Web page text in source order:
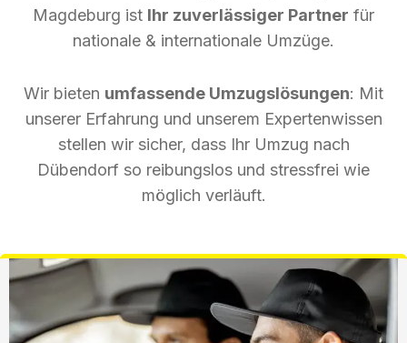
Magdeburg ist Ihr zuverlässiger Partner für
nationale & internationale Umzüge.
Wir bieten umfassende Umzugslösungen: Mit
unserer Erfahrung und unserem Expertenwissen
stellen wir sicher, dass Ihr Umzug nach
Dübendorf so reibungslos und stressfrei wie
möglich verläuft.